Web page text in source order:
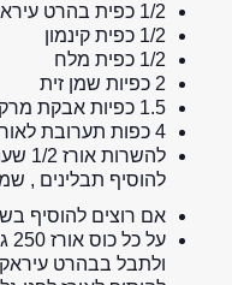
1/2 כפית בהרט עיראקי
1/2 כפית קינמון
1/2 כפית מלח
2 כפיות שמן זית
1.5 כפיות אבקת מרק טבעית של חוות דרך התבלינים
4 כפות תערובת לאורז עם בשר של חוות דרך התבלינים
להוסיף תבלינים ,
אם רוצים להוסיף
ולתבל בבהרט